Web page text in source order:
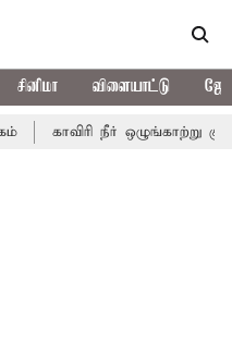
சினிமா விளையாட்டு
காவிரி நீர் ஒழுங்காற்று குழு நாளை